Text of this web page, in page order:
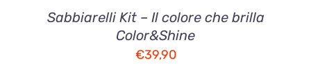
Sabbiarelli Kit – Il colore che brilla
Color&Shine
€39,90